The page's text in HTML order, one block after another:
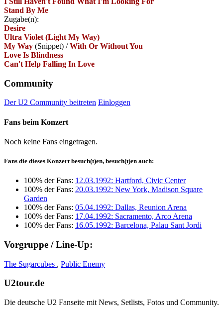
Stand By Me
Zugabe(n):
Desire
Ultra Violet (Light My Way)
My Way (Snippet) /With Or Without You
Love Is Blindness
Can't Help Falling In Love
Community
Der U2 Community beitreten Einloggen
Fans beim Konzert
Noch keine Fans eingetragen.
Fans die dieses Konzert besuch(t)en, besuch(t)en auch:
100% der Fans: 12.03.1992: Hartford, Civic Center
100% der Fans: 20.03.1992: New York, Madison Square
Garden
100% der Fans: 05.04.1992: Dallas, Reunion Arena
100% der Fans: 17.04.1992: Sacramento, Arco Arena
100% der Fans: 16.05.1992: Barcelona, Palau Sant Jordi
Vorgruppe / Line-Up:
The Sugarcubes , Public Enemy
U2tour.de
Die deutsche U2 Fanseite mit News, Setlists, Fotos und Community.